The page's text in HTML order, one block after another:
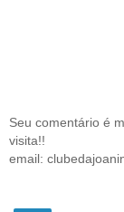
Seu comentário é
visita!!
email: